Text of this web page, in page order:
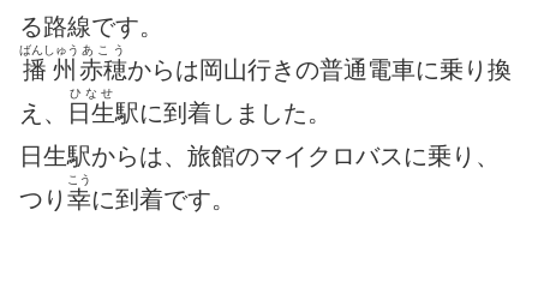
る路線です。
播州
ばんしゅう
赤穂
あこう
からは岡山行きの普通電車に乗り換
え、
日生
ひなせ
駅に到着しました。
日生駅からは、旅館のマイクロバスに乗り、
つり 幸
こう
に到着です。